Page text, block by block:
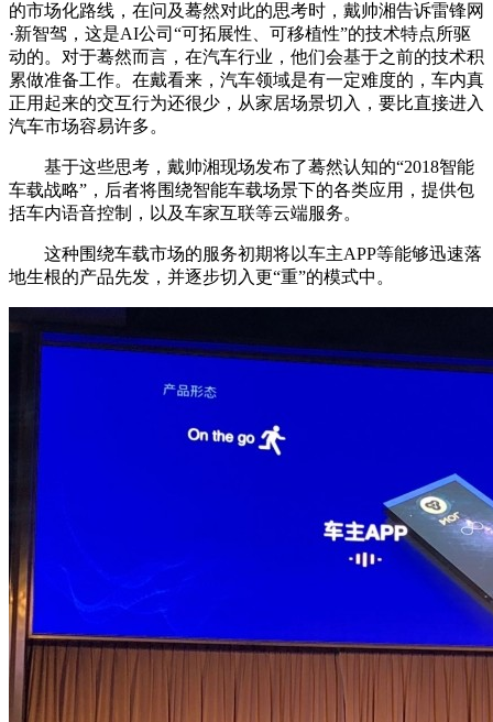
的市场化路线，在问及蓦然对此的思考时，戴帅湘告诉雷锋网
·新智驾，这是AI公司“可拓展性、可移植性”的技术特点所驱
动的。对于蓦然而言，在汽车行业，他们会基于之前的技术积
累做准备工作。在戴看来，汽车领域是有一定难度的，车内真
正用起来的交互行为还很少，从家居场景切入，要比直接进入
汽车市场容易许多。
基于这些思考，戴帅湘现场发布了蓦然认知的“2018智能
车载战略”，后者将围绕智能车载场景下的各类应用，提供包
括车内语音控制，以及车家互联等云端服务。
这种围绕车载市场的服务初期将以车主APP等能够迅速落
地生根的产品先发，并逐步切入更“重”的模式中。